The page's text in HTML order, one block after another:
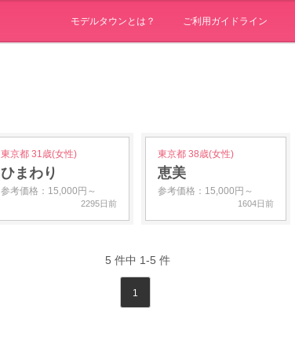
モデルタウンとは？ ご利用ガイドライン
東京都 31歳(女性)
ひまわり
参考価格：15,000円～
2295日前
東京都 38歳(女性)
恵美
参考価格：15,000円～
1604日前
5 件中 1-5 件
1